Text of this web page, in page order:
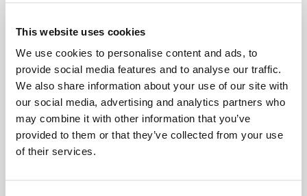
This website uses cookies
We use cookies to personalise content and ads, to
provide social media features and to analyse our traffic.
We also share information about your use of our site with
our social media, advertising and analytics partners who
may combine it with other information that you’ve
provided to them or that they’ve collected from your use
of their services.
8294595311
Podložný talíř 32 mm s
rychlospojkou, suchozipový, měkký,
10ks/bal.
8294598311